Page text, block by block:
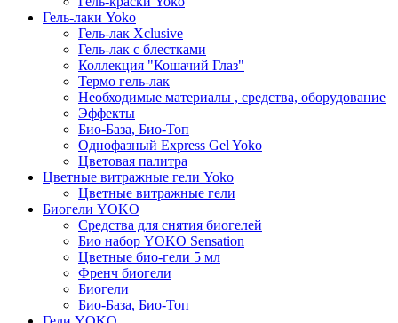
Гель-лаки Yoko
Гель-лак Xclusive
Гель-лак с блестками
Коллекция "Кошачий Глаз"
Термо гель-лак
Необходимые материалы , средства, оборудование
Эффекты
Био-База, Био-Топ
Однофазный Express Gel Yoko
Цветовая палитра
Цветные витражные гели Yoko
Цветные витражные гели
Биогели YOKO
Средства для снятия биогелей
Био набор YOKO Sensation
Цветные био-гели 5 мл
Френч биогели
Биогели
Био-База, Био-Топ